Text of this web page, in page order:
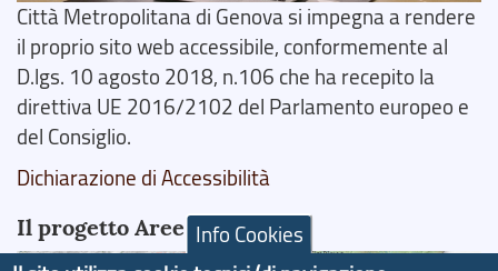
Città Metropolitana di Genova si impegna a rendere
il proprio sito web accessibile, conformemente al
D.lgs. 10 agosto 2018, n.106 che ha recepito la
direttiva UE 2016/2102 del Parlamento europeo e
del Consiglio.
Dichiarazione di Accessibilità
Il progetto Aree Interne
Info Cookies